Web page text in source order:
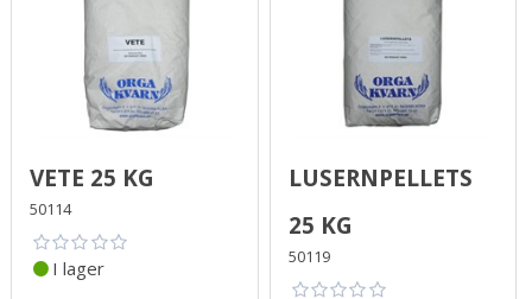
Vete 25 kg
50114
I lager
Lusernpellets
25 kg
50119